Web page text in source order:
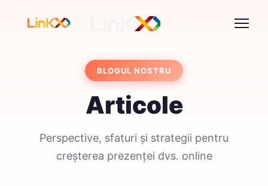
BLOGUL NOSTRU
Articole
Perspective, sfaturi și strategii pentru
creșterea prezenței dvs. online